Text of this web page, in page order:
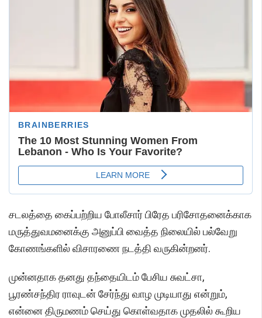
சடலத்தை கைப்பற்றிய போலீசார் பிரேத பரிசோதனைக்காக
மருத்துவமனைக்கு அனுப்பி வைத்த நிலையில் பல்வேறு
கோணங்களில் விசாரணை நடத்தி வருகின்றனர்.
முன்னதாக தனது தந்தையிடம் பேசிய சுவட்சா,
பூரண்சந்திர ராவுடன் சேர்ந்து வாழ முடியாது என்றும்,
என்னை திருமணம் செய்து கொள்வதாக முதலில் கூறிய